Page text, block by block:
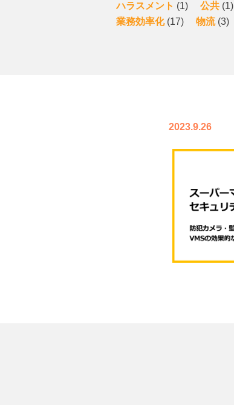
ハラスメント (1) 公共 (1)
業務効率化(17) 物流(3)
2023.9.26